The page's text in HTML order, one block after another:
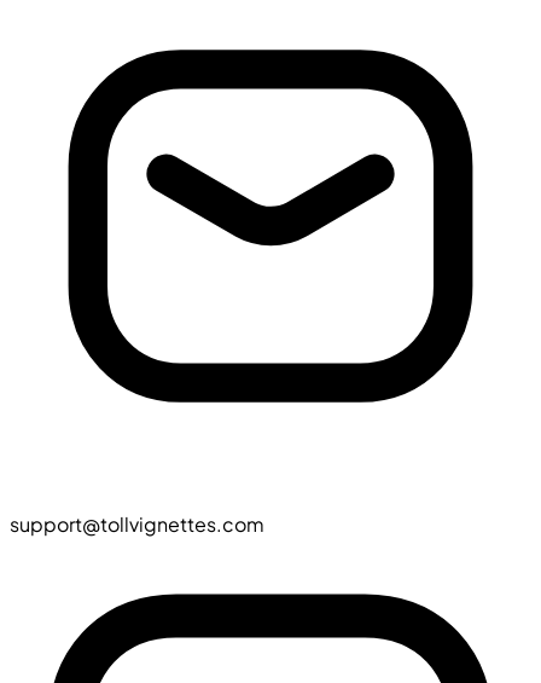
support@tollvignettes.com